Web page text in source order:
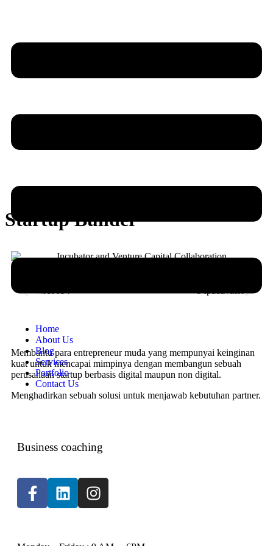
Home
About Us
Blog
Services
Portfolio
Contact Us
Startup Builder
Membantu para entrepreneur muda yang mempunyai keinginan
kuat untuk mencapai mimpinya dengan membangun sebuah
perusahaan startup berbasis digital maupun non digital.
Menghadirkan sebuah solusi untuk menjawab kebutuhan partner.
Business coaching